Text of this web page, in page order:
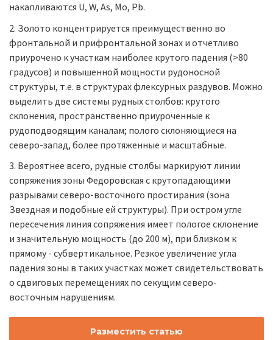
накапливаются U, W, As, Мо, Pb.
2. Золото концентрируется преимущественно во
фронтальной и прифронтальной зонах и отчетливо
приурочено к участкам наиболее крутого падения (>80
градусов) и повышенной мощности рудоносной
структуры, т.е. в структурах флексурных раздувов. Можно
выделить две системы рудных столбов: крутого
склонения, пространственно приуроченные к
рудоподводящим каналам; полого склоняющиеся на
северо-запад, более протяженные и масштабные.
3. Вероятнее всего, рудные столбы маркируют линии
сопряжения зоны Федоровская с крутопадающими
разрывами северо-восточного простирания (зона
Звездная и подобные ей структуры). При остром угле
пересечения линия сопряжения имеет пологое склонение
и значительную мощность (до 200 м), при близком к
прямому - субвертикальное. Резкое увеличение угла
падения зоны в таких участках может свидетельствовать
о сдвиговых перемещениях по секущим северо-
восточным нарушениям.
Разместить статью